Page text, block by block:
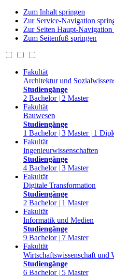
Zum Inhalt springen
Zur Service-Navigation
Zur Seiten Haupt-Navigation
Zum Seitenfuß springen
Fakultät
Architektur und
Studiengänge
2 Bachelor | 2 Master
Fakultät
Bauwesen
Studiengänge
1 Bachelor | 3 Master | 1
Fakultät
Ingenieurwissenschaften
Studiengänge
4 Bachelor | 3 Master
Fakultät
Digitale Transformation
Studiengänge
2 Bachelor | 1 Master
Fakultät
Informatik und Medien
Studiengänge
9 Bachelor | 7 Master
Fakultät
Wirtschaftswissenschaft und
Studiengänge
6 Bachelor | 5 Master